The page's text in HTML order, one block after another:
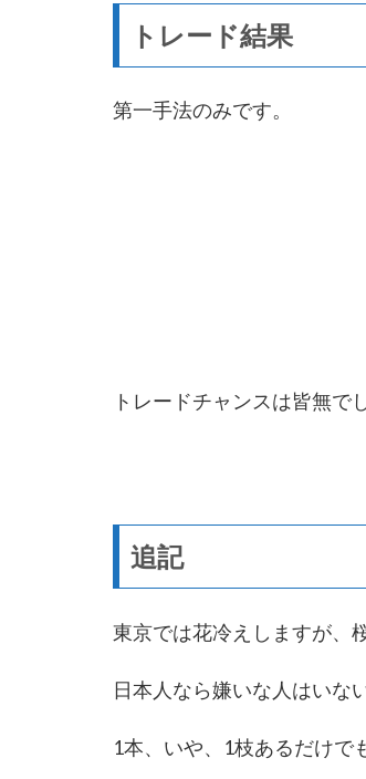
トレード結果
第一手法のみです。
トレードチャンスは皆無で
追記
東京では花冷えしますが、
日本人なら嫌いな人はいな
1本、いや、1枝あるだけで